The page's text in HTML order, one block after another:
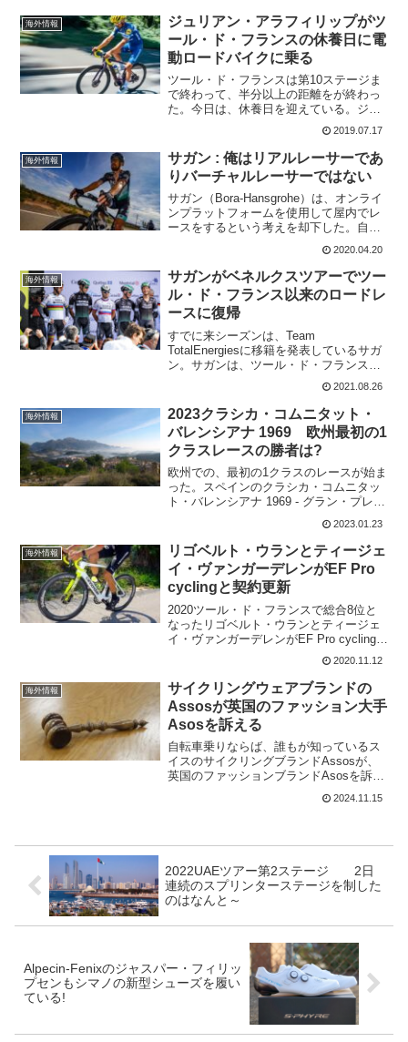
海外情報
ジュリアン・アラフィリップがツ
ール・ド・フランスの休養日に電
動ロードバイクに乗る
ツール・ド・フランスは第10ステージま
で終わって、半分以上の距離をが終わっ
た。今日は、休養日を迎えている。ジュ
リアン・アラフィリップとDecuninck-
QuickStepのチームメイトは、
Specialized から新たに発売されたSpe...
2019.07.17
海外情報
サガン : 俺はリアルレーサーであ
りバーチャルレーサーではない
サガン（Bora-​​Hansgrohe）は、オンライ
ンプラットフォームを使用して屋内でレ
ースをするという考えを却下した。自分
を「バーチャルサイクリストではなく、
リアルサイクリスト」であると表現して
いる。サガンは、モナコ在住。モナコは
コロナ...
2020.04.20
海外情報
サガンがベネルクスツアーでツー
ル・ド・フランス以来のロードレ
ースに復帰
すでに来シーズンは、Team
TotalEnergiesに移籍を発表しているサガ
ン。サガンは、ツール・ド・フランス第3
ステージで、カレブ・ユアンとゴール前
に絡んで落車。膝を痛めてしまい、第12
ステージでDNS。それ以来レースをして
いなかった...
2021.08.26
海外情報
2023クラシカ・コムニタット・
バレンシアナ 1969 欧州最初の1
クラスレースの勝者は?
欧州での、最初の1クラスのレースが始ま
った。スペインのクラシカ・コムニタッ
ト・バレンシアナ 1969 - グラン・プレ
ミ・ヴァレンシア。Clàssica Comunitat
Valenciana 1969 - Gran Premi Valè...
2023.01.23
海外情報
リゴベルト・ウランとティージェ
イ・ヴァンガーデレンがEF Pro
cyclingと契約更新
2020ツール・ド・フランスで総合8位と
なったリゴベルト・ウランとティージェ
イ・ヴァンガーデレンがEF Pro cyclingと
契約更新を発表。リゴベルト・ウランは
2019ブエルタの落車で大けがからの復帰
のシーズン。先日鎖骨のプレートを抜
い...
2020.11.12
海外情報
サイクリングウェアブランドの
Assosが英国のファッション大手
Asosを訴える
自転車乗りならば、誰もが知っているス
イスのサイクリングブランドAssosが、
英国のファッションブランドAsosを訴え
く間際らしい。AssosとAsosPremium
2024.11.15
2022UAEツアー第2ステージ 2日
連続のスプリンターステージを制した
のはなんと～
Alpecin-Fenixのジャスパー・フィリッ
プセンもシマノの新型シューズを履い
ている!